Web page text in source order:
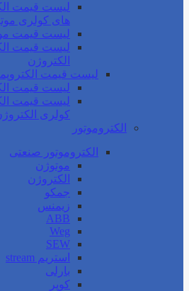
لیست قیمت
های کولری
لیست قیمت
لیست قیمت
الکتروژن
لیست قیمت
لیست قیمت
لیست قیمت
کولری
الکتروموتور
الکتروموتور صنعتی
موتوژن
الکتروژن
جمکو
زیمنس
ABB
Weg
SEW
استریم stream
بارلی
کوپر